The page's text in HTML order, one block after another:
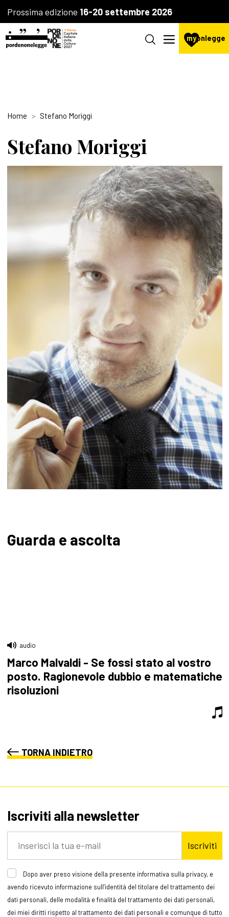
Prossima edizione 16-20 settembre 2026
mypnlegge
Home Stefano Moriggi
Stefano Moriggi
Guarda e ascolta
audio
Marco Malvaldi - Se fossi stato al vostro
posto. Ragionevole dubbio e matematiche
risoluzioni
TORNA INDIETRO
Iscriviti alla newsletter
Iscriviti
Dopo aver preso visione della presente informativa sulla privacy, e
avendo ricevuto informazione sull’identità del titolare del trattamento dei
dati personali, delle modalità e finalità del trattamento dei dati personali,
dei miei diritti rispetto al trattamento dei dati personali e comunque di tutto